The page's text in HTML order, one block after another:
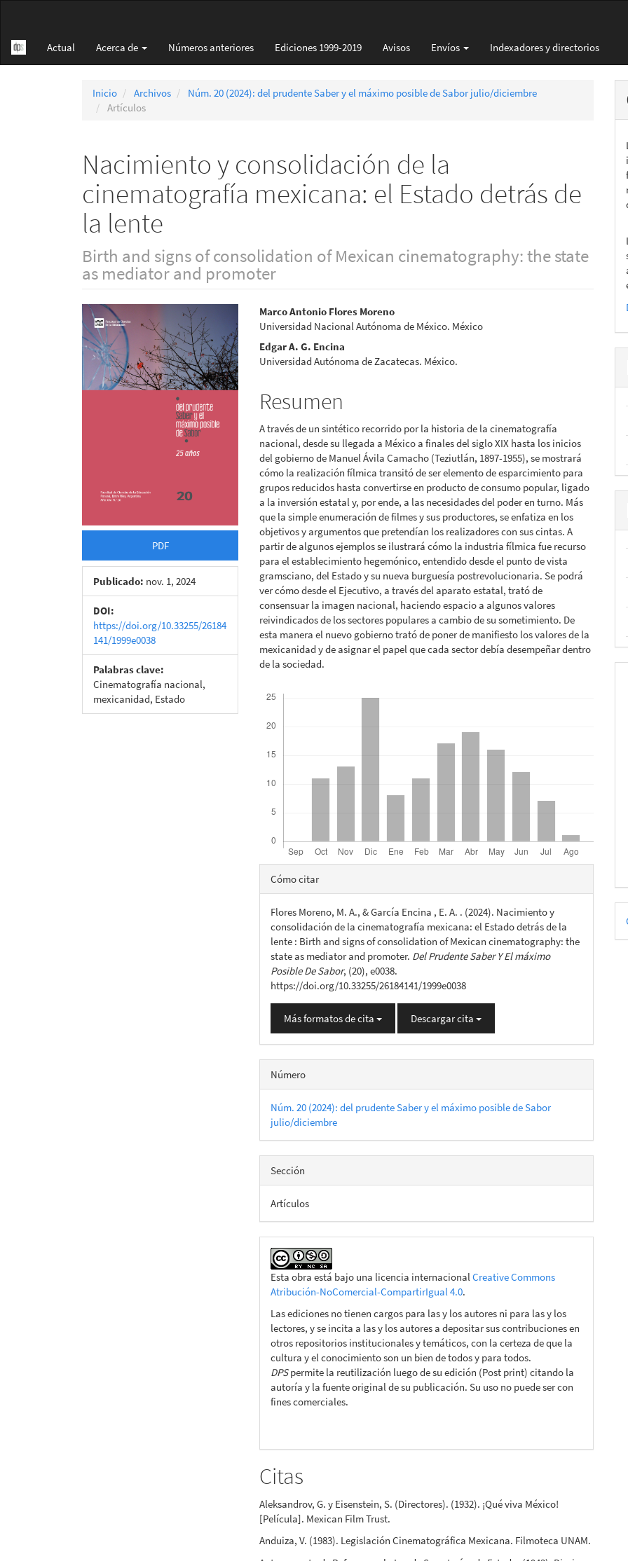
principal
Barra
Actual Acerca de Números anteriores Ediciones 1999-2019 Avisos Envíos Indexadores y directorios
Inicio Archivos
Núm. 20 (2024): del prudente Saber y el máximo posible de Sabor julio/diciembre
Artículos
Nacimiento y consolidación de la
cinematografía mexicana: el Estado detrás de
la lente
Birth and signs of consolidation of Mexican cinematography: the state
as mediator and promoter
Barra
lateral
del
artículo
PDF
Publicado: nov. 1, 2024
DOI:
https://doi.org/10.33255/26184
141/1999e0038
Palabras clave:
Cinematografía nacional,
mexicanidad, Estado
Contenido
principal
del
artículo
Marco Antonio Flores Moreno
Universidad Nacional Autónoma de México. México
Edgar A. G. Encina
Universidad Autónoma de Zacatecas. México.
Resumen
A través de un sintético recorrido por la historia de la cinematografía
nacional, desde su llegada a México a finales del siglo XIX hasta los inicios
del gobierno de Manuel Ávila Camacho (Teziutlán, 1897-1955), se mostrará
cómo la realización fílmica transitó de ser elemento de esparcimiento para
grupos reducidos hasta convertirse en producto de consumo popular, ligado
a la inversión estatal y, por ende, a las necesidades del poder en turno. Más
que la simple enumeración de filmes y sus productores, se enfatiza en los
objetivos y argumentos que pretendían los realizadores con sus cintas. A
partir de algunos ejemplos se ilustrará cómo la industria fílmica fue recurso
para el establecimiento hegemónico, entendido desde el punto de vista
gramsciano, del Estado y su nueva burguesía postrevolucionaria. Se podrá
ver cómo desde el Ejecutivo, a través del aparato estatal, trató de
consensuar la imagen nacional, haciendo espacio a algunos valores
reivindicados de los sectores populares a cambio de su sometimiento. De
esta manera el nuevo gobierno trató de poner de manifiesto los valores de la
mexicanidad y de asignar el papel que cada sector debía desempeñar dentro
de la sociedad.
Detalles
del
artículo
Cómo citar
Flores Moreno, M. A., & García Encina , E. A. . (2024). Nacimiento y
consolidación de la cinematografía mexicana: el Estado detrás de la
lente : Birth and signs of consolidation of Mexican cinematography: the
state as mediator and promoter. Del Prudente Saber Y El máximo
Posible De Sabor, (20), e0038.
https://doi.org/10.33255/26184141/1999e0038
Más formatos de cita Descargar cita
Número
Núm. 20 (2024): del prudente Saber y el máximo posible de Sabor
julio/diciembre
Sección
Artículos
Esta obra está bajo una licencia internacionalCreative Commons
Atribución-NoComercial-CompartirIgual 4.0.
Las ediciones no tienen cargos para las y los autores ni para las y los
lectores, y se incita a las y los autores a depositar sus contribuciones en
otros repositorios institucionales y temáticos, con la certeza de que la
cultura y el conocimiento son un bien de todos y para todos.
DPSpermite la reutilización luego de su edición (Post print) citando la
autoría y la fuente original de su publicación. Su uso no puede ser con
fines comerciales.
Citas
Aleksandrov, G. y Eisenstein, S. (Directores). (1932). ¡Qué viva México!
[Película]. Mexican Film Trust.
Anduiza, V. (1983). Legislación Cinematográfica Mexicana. Filmoteca UNAM.